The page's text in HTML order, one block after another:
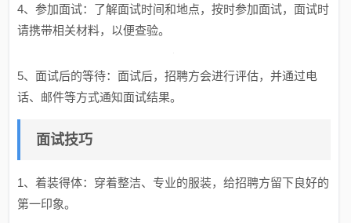
4、参加面试：了解面试时间和地点，按时参加面试，面试时
请携带相关材料，以便查验。
5、面试后的等待：面试后，招聘方会进行评估，并通过电
话、邮件等方式通知面试结果。
面试技巧
1、着装得体：穿着整洁、专业的服装，给招聘方留下良好的
第一印象。